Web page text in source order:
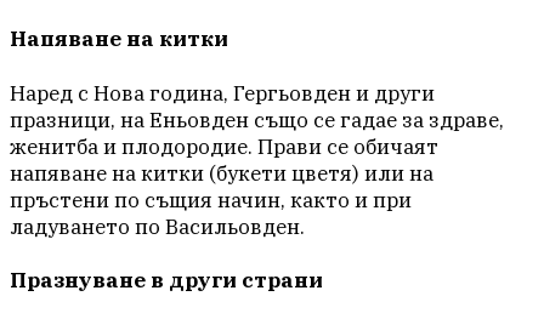
Напяване на китки
Наред с Нова година, Гергьовден и други
празници, на Еньовден също се гадае за здраве,
женитба и плодородие. Прави се обичаят
напяване на китки (букети цветя) или на
пръстени по същия начин, както и при
ладуването по Васильовден.
Празнуване в други страни